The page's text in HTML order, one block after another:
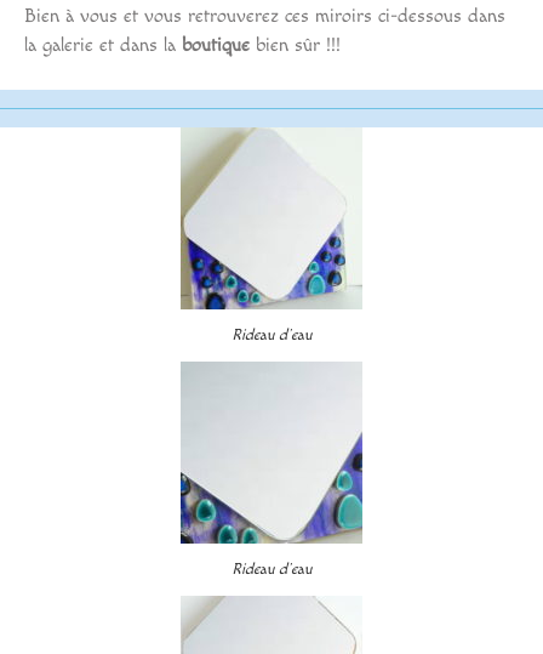
Bien à vous et vous retrouverez ces miroirs ci-dessous dans
la galerie et dans la boutique bien sûr !!!
Rideau d’eau
Rideau d’eau